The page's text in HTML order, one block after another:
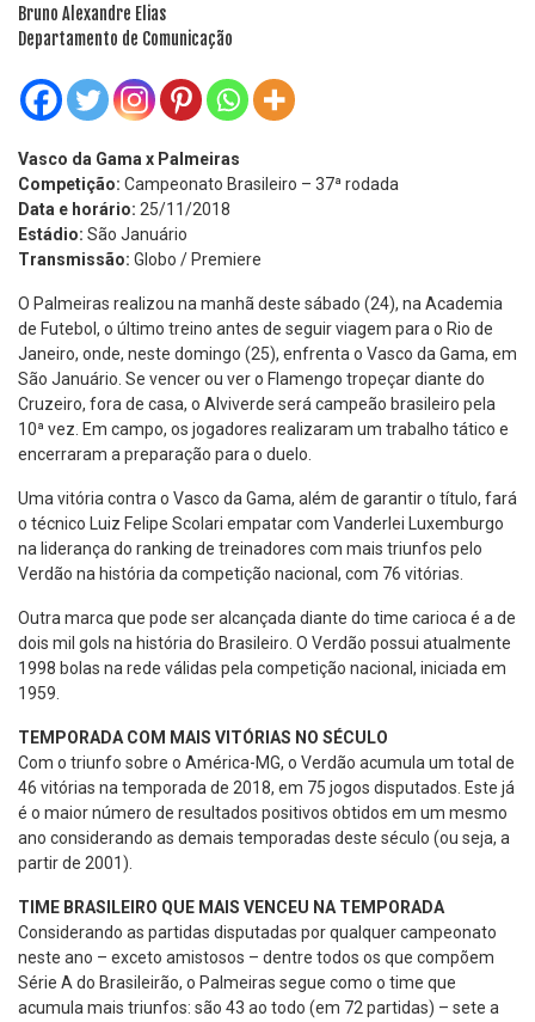
Bruno Alexandre Elias
Departamento de Comunicação
Vasco da Gama x Palmeiras
Competição: Campeonato Brasileiro – 37ª rodada
Data e horário: 25/11/2018
Estádio: São Januário
Transmissão: Globo / Premiere
O Palmeiras realizou na manhã deste sábado (24), na Academia
de Futebol, o último treino antes de seguir viagem para o Rio de
Janeiro, onde, neste domingo (25), enfrenta o Vasco da Gama, em
São Januário. Se vencer ou ver o Flamengo tropeçar diante do
Cruzeiro, fora de casa, o Alviverde será campeão brasileiro pela
10ª vez. Em campo, os jogadores realizaram um trabalho tático e
encerraram a preparação para o duelo.
Uma vitória contra o Vasco da Gama, além de garantir o título, fará
o técnico Luiz Felipe Scolari empatar com Vanderlei Luxemburgo
na liderança do ranking de treinadores com mais triunfos pelo
Verdão na história da competição nacional, com 76 vitórias.
Outra marca que pode ser alcançada diante do time carioca é a de
dois mil gols na história do Brasileiro. O Verdão possui atualmente
1998 bolas na rede válidas pela competição nacional, iniciada em
1959.
TEMPORADA COM MAIS VITÓRIAS NO SÉCULO
Com o triunfo sobre o América-MG, o Verdão acumula um total de
46 vitórias na temporada de 2018, em 75 jogos disputados. Este já
é o maior número de resultados positivos obtidos em um mesmo
ano considerando as demais temporadas deste século (ou seja, a
partir de 2001).
TIME BRASILEIRO QUE MAIS VENCEU NA TEMPORADA
Considerando as partidas disputadas por qualquer campeonato
neste ano – exceto amistosos – dentre todos os que compõem
Série A do Brasileirão, o Palmeiras segue como o time que
acumula mais triunfos: são 43 ao todo (em 72 partidas) – sete a